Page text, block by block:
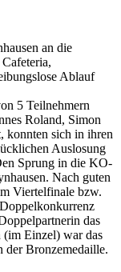
an die
Ablauf
5 Teilnehmern
Roland, Simon
konnten sich in ihren
Auslosung
Sprung in die KO-
Nach guten
Viertelfinale bzw.
das
Einzel) war das
der Bronzemedaille.